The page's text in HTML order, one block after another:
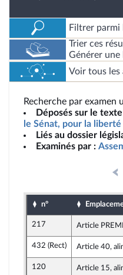
Filtrer parmi
Trier ces
Générer une
Voir tous les
Recherche par examen
Déposés sur le
le Sénat, pour la
Liés au dossier
Examinés par :
n°
217 Article
432 (Rect) Article 40,
120 Article 15,